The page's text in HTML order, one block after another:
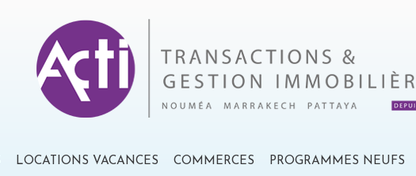
LOCATIONS VACANCES COMMERCES PROGRAMMES NEUFS